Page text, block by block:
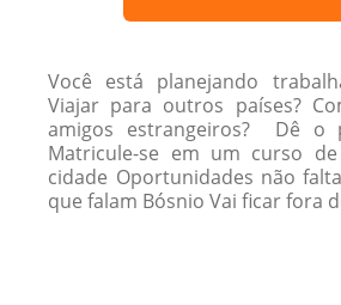
Você está planejando
Viajar para outros países?
amigos estrangeiros? Dê o
Matricule-se em um curso
cidade Oportunidades não
que falam Bósnio Vai ficar fora